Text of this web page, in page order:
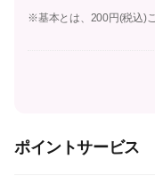
※基本とは、200円(税込)
ポイントサービス